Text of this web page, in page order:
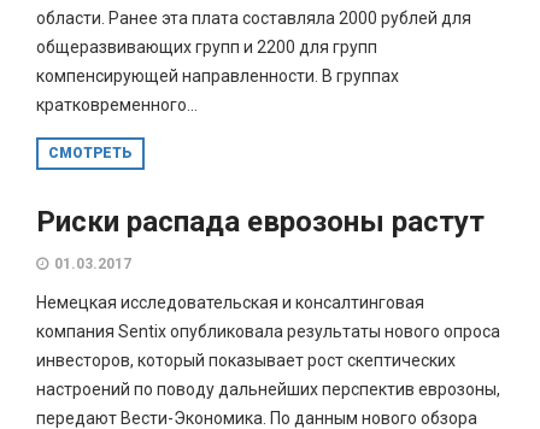
области. Ранее эта плата составляла 2000 рублей для
общеразвивающих групп и 2200 для групп
компенсирующей направленности. В группах
кратковременного...
СМОТРЕТЬ
Риски распада еврозоны растут
01.03.2017
Немецкая исследовательская и консалтинговая
компания Sentix опубликовала результаты нового опроса
инвесторов, который показывает рост скептических
настроений по поводу дальнейших перспектив еврозоны,
передают Вести-Экономика. По данным нового обзора